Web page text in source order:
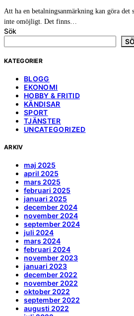
Att ha en betalningsanmärkning kan göra det
inte omöjligt. Det finns…
Sök
KATEGORIER
BLOGG
EKONOMI
HOBBY & FRITID
KÄNDISAR
SPORT
TJÄNSTER
UNCATEGORIZED
ARKIV
maj 2025
april 2025
mars 2025
februari 2025
januari 2025
december 2024
november 2024
september 2024
juli 2024
mars 2024
februari 2024
november 2023
januari 2023
december 2022
november 2022
oktober 2022
september 2022
augusti 2022